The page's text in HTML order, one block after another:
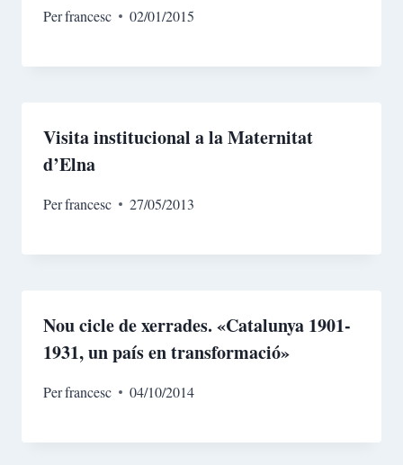
Perfrancesc 02/01/2015
Visita institucional a la Maternitat
d’Elna
Perfrancesc 27/05/2013
Nou cicle de xerrades. «Catalunya 1901-
1931, un país en transformació»
Perfrancesc 04/10/2014